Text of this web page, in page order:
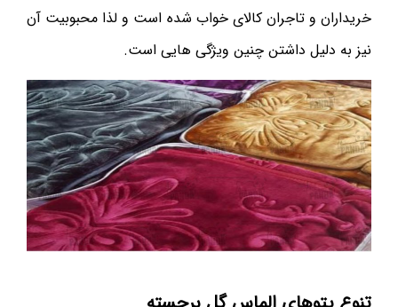
خریداران و تاجران کالای خواب شده است و لذا محبوبیت آن
نیز به دلیل داشتن چنین ویژگی هایی است.